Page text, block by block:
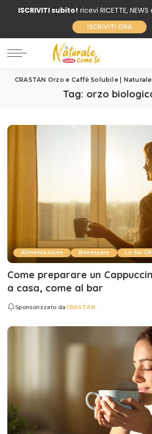
ISCRIVITI subito! ricevi RICETTE, NEWS
ISCRIVITI ORA
CRASTAN Orzo e Caffè Solubile |
Tag: orzo
Alimentazione Benessere Lo Sai
Come preparare un
a casa, come al bar
Sponsorizzato da CRASTAN